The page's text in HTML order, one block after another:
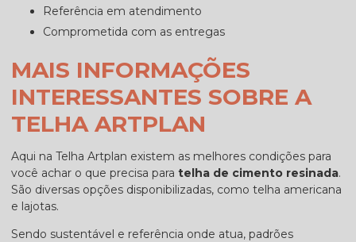
referência em atendimento
comprometida com as entregas
MAIS INFORMAÇÕES
INTERESSANTES SOBRE A
TELHA ARTPLAN
Aqui na Telha Artplan existem as melhores condições para
você achar o que precisa para telha de cimento resinada.
São diversas opções disponibilizadas, como telha americana
e lajotas.
Sendo sustentável e referência onde atua, padrões